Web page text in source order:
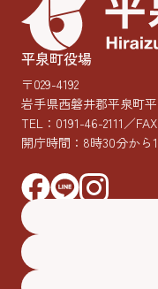
平泉町役場
〒029-4192
岩手県西磐井郡平泉町
TEL： 0191-46-2111／
開庁時間：8時30分から